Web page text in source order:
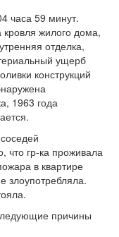
часа 59 минут.
кровля жилого дома,
отделка,
ущерб
конструкций
1963 года
что гр-ка проживала
в квартире
злоупотребляла.
причины